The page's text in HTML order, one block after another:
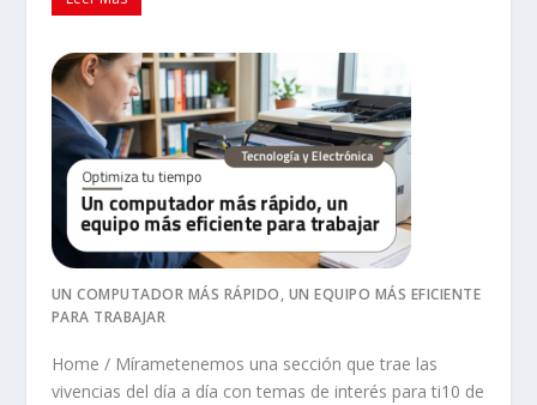
UN COMPUTADOR MÁS RÁPIDO, UN EQUIPO MÁS EFICIENTE
PARA TRABAJAR
Home / Mírametenemos una sección que trae las
vivencias del día a día con temas de interés para ti10 de